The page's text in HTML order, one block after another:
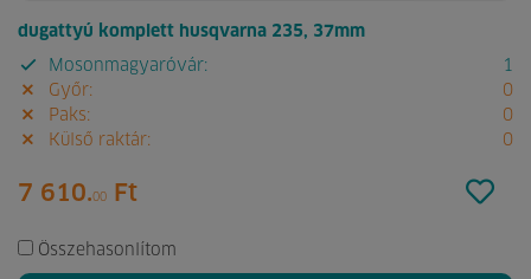
dugattyú komplett husqvarna 235, 37mm
Mosonmagyaróvár:
1
Győr:
0
Paks:
0
Külső raktár:
0
7 610.00 Ft
Összehasonlítom